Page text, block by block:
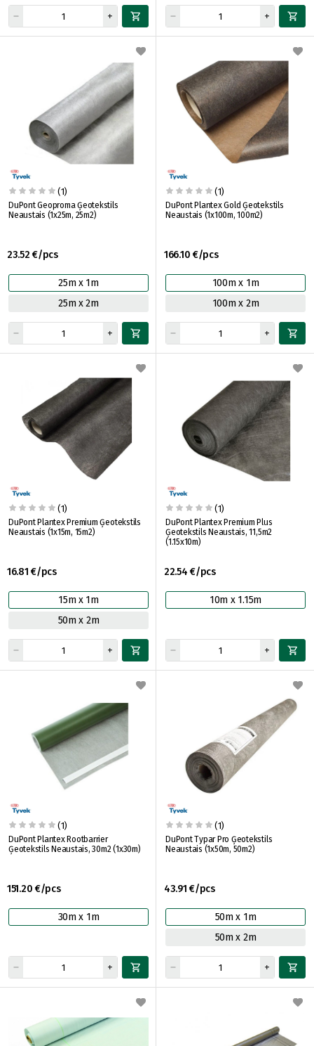
(1)
DuPont Geoproma Ģeotekstils
Neaustais (1x25m, 25m2)
23.52 €/pcs
25m x 1m
25m x 2m
(1)
DuPont Plantex Gold Ģeotekstils
Neaustais (1x100m, 100m2)
166.10 €/pcs
100m x 1m
100m x 2m
(1)
DuPont Plantex Premium Ģeotekstils
Neaustais (1x15m, 15m2)
16.81 €/pcs
15m x 1m
50m x 2m
(1)
DuPont Plantex Premium Plus
Ģeotekstils Neaustais, 11,5m2
(1.15x10m)
22.54 €/pcs
10m x 1.15m
(1)
DuPont Plantex Rootbarrier
Ģeotekstils Neaustais, 30m2 (1x30m)
151.20 €/pcs
30m x 1m
(1)
DuPont Typar Pro Ģeotekstils
Neaustais (1x50m, 50m2)
43.91 €/pcs
50m x 1m
50m x 2m